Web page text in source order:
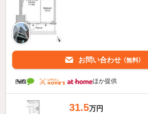
お問い合わせ （無料）
ほか提供
31.5万円